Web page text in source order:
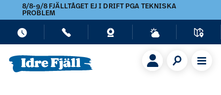
8/8-9/8 FJÄLLTÅGET EJ I DRIFT PGA TEKNISKA
PROBLEM